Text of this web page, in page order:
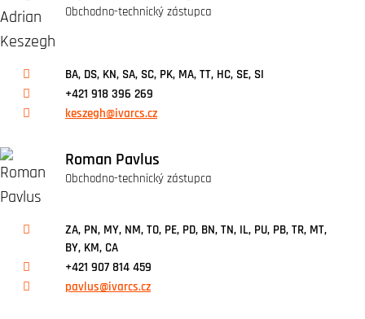
Obchodno-technický zástupca
BA, DS, KN, SA, SC, PK, MA, TT, HC, SE, SI
+421 918 396 269
keszegh@ivarcs.cz
Roman Pavlus
Obchodno-technický zástupca
ZA, PN, MY, NM, TO, PE, PD, BN, TN, IL, PU, PB, TR, MT,
BY, KM, CA
+421 907 814 459
pavlus@ivarcs.cz